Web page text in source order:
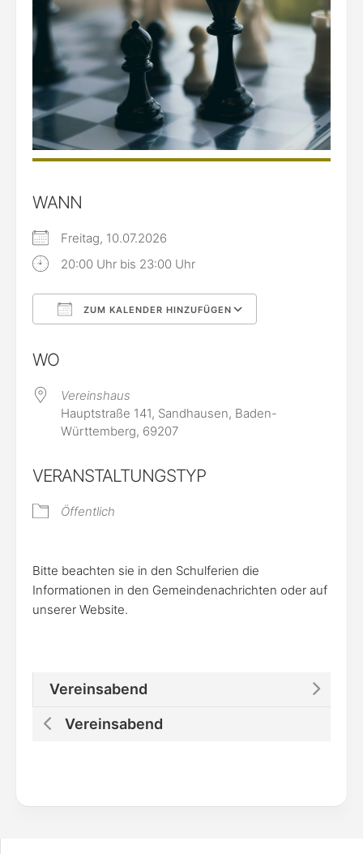
WANN
Freitag, 10.07.2026
20:00 Uhr bis 23:00 Uhr
ZUM KALENDER HINZUFÜGEN
WO
Vereinshaus
Hauptstraße 141, Sandhausen, Baden-
Württemberg, 69207
VERANSTALTUNGSTYP
Öffentlich
Bitte beachten sie in den Schulferien die
Informationen in den Gemeindenachrichten oder auf
unserer Website.
Vereinsabend
Vereinsabend